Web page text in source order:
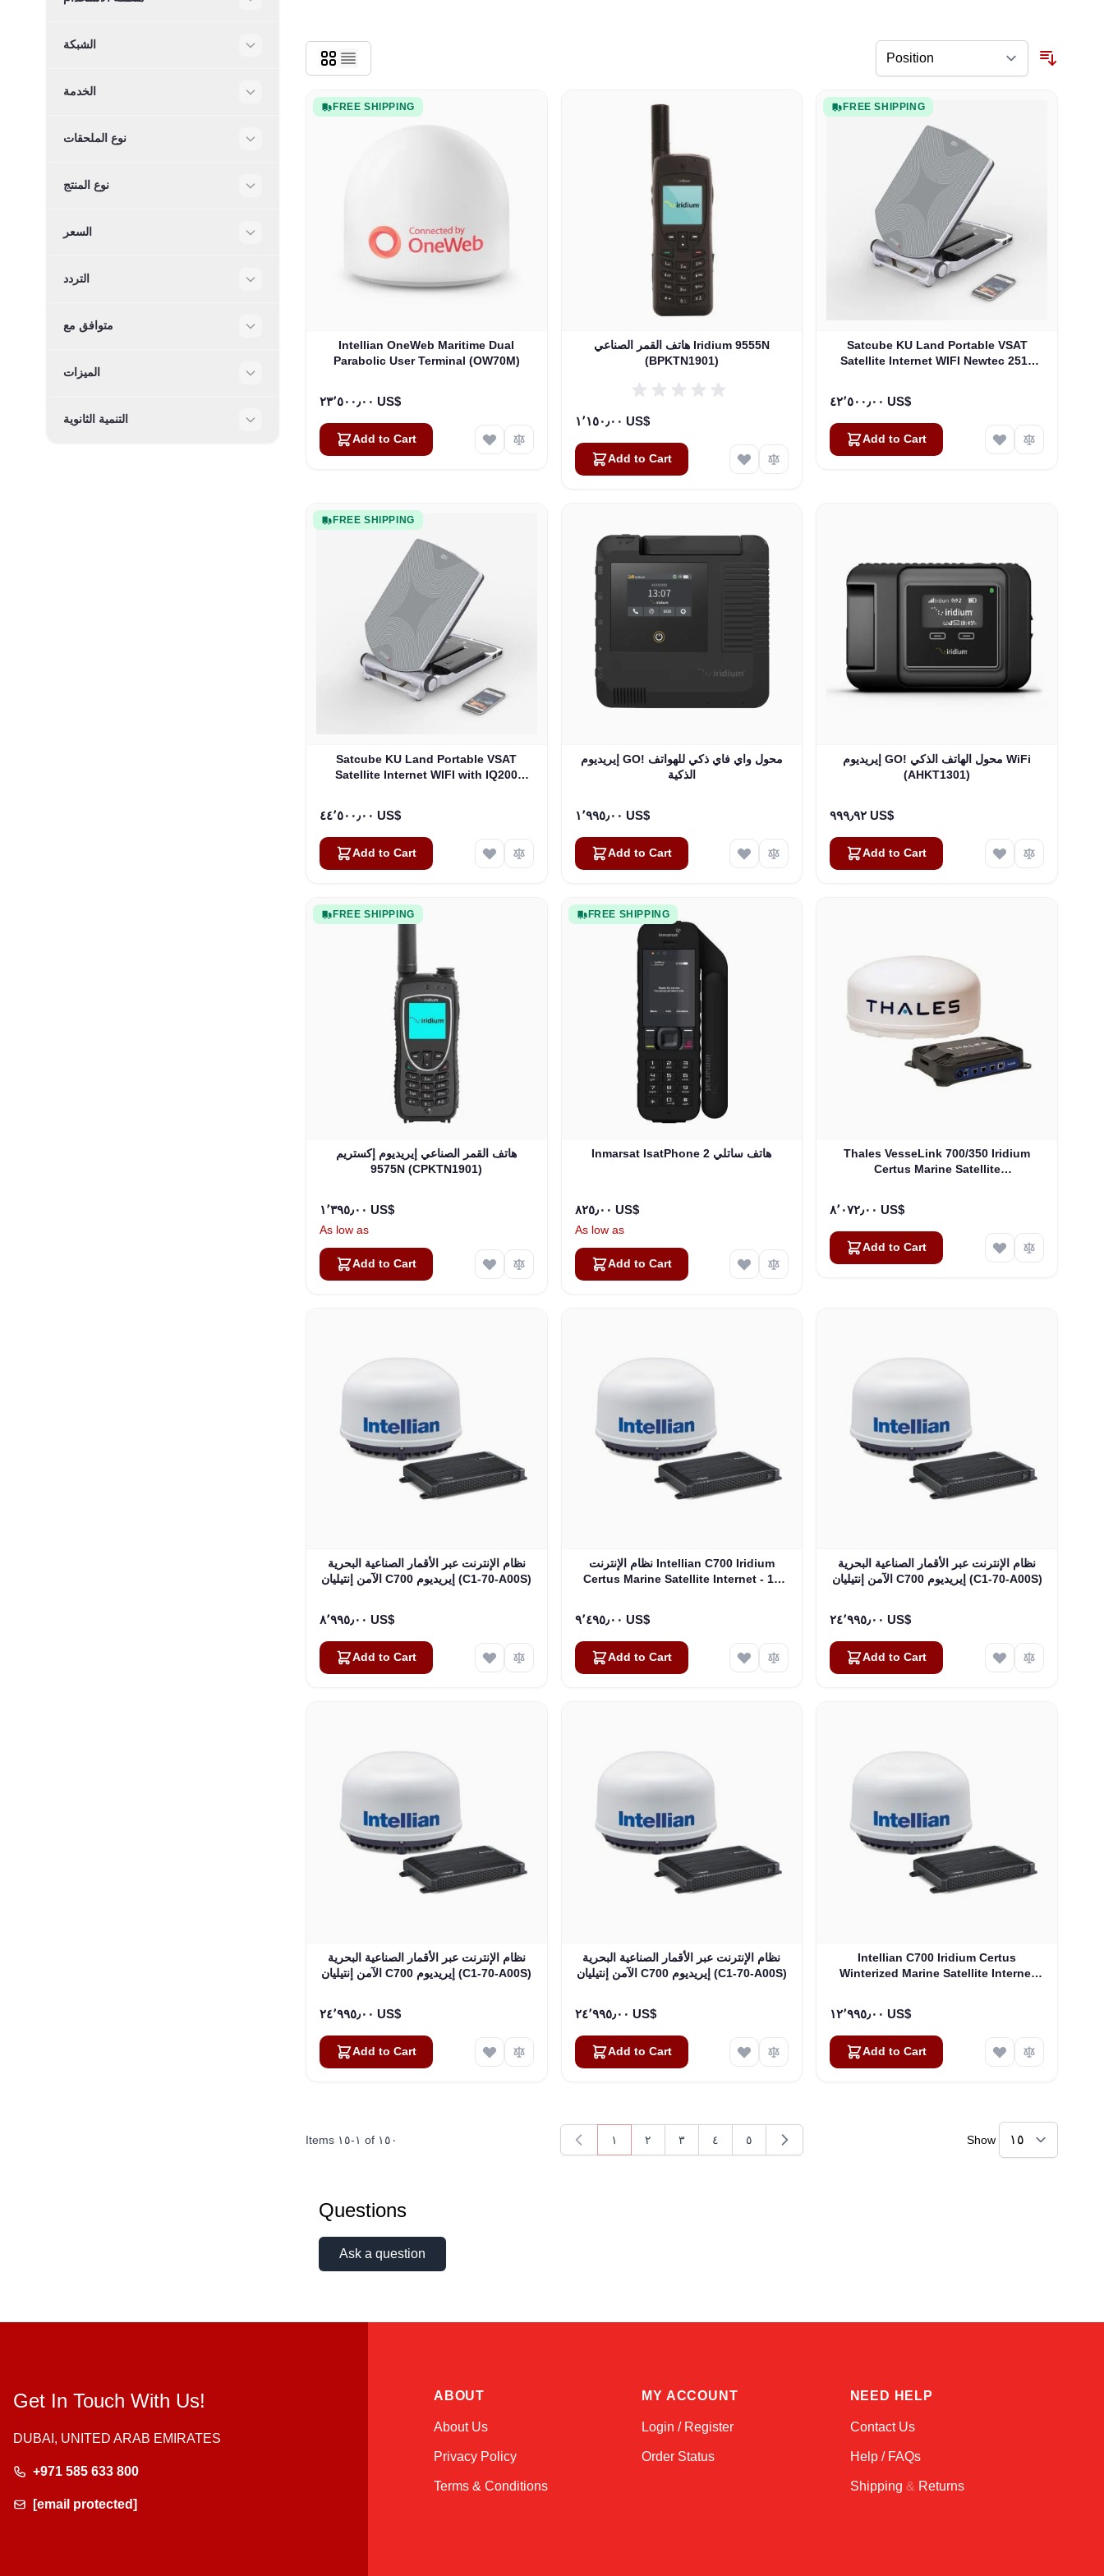
الشبكة
الخدمة
نوع الملحقات
نوع المنتج
السعر
التردد
متوافق مع
الميزات
التنمية الثانوية
FREE SHIPPING
Intellian OneWeb Maritime Dual
Parabolic User Terminal (OW70M)
٢٣٬٥٠٠٫٠٠ US$
Add to Cart
هاتف القمر الصناعي Iridium 9555N
(BPKTN1901)
١٬١٥٠٫٠٠ US$
Add to Cart
FREE SHIPPING
Satcube KU Land Portable VSAT
Satellite Internet WIFI Newtec 2510
٤٢٬٥٠٠٫٠٠ US$
Add to Cart
FREE SHIPPING
Satcube KU Land Portable VSAT
Satellite Internet WIFI with IQ200
٤٤٬٥٠٠٫٠٠ US$
Add to Cart
إيريديوم GO! محول واي فاي ذكي للهواتف
الذكية
١٬٩٩٥٫٠٠ US$
Add to Cart
إيريديوم GO! محول الهاتف الذكي WiFi
(AHKT1301)
٩٩٩٫٩٢ US$
Add to Cart
FREE SHIPPING
هاتف القمر الصناعي إيريديوم إكستريم
9575N (CPKTN1901)
١٬٣٩٥٫٠٠ US$
As low as
Add to Cart
FREE SHIPPING
Inmarsat IsatPhone 2 هاتف ساتلي
٨٢٥٫٠٠ US$
As low as
Add to Cart
Thales VesseLink 700/350 Iridium
Certus Marine Satellite
٨٬٠٧٢٫٠٠ US$
Add to Cart
نظام الإنترنت عبر الأقمار الصناعية البحرية
الآمن إنتيليان C700 إيريديوم (C1-70-A00S)
٨٬٩٩٥٫٠٠ US$
Add to Cart
نظام الإنترنت Intellian C700 Iridium
Certus Marine Satellite Internet - 19
٩٬٤٩٥٫٠٠ US$
Add to Cart
نظام الإنترنت عبر الأقمار الصناعية البحرية
الآمن إنتيليان C700 إيريديوم (C1-70-A00S)
٢٤٬٩٩٥٫٠٠ US$
Add to Cart
نظام الإنترنت عبر الأقمار الصناعية البحرية
الآمن إنتيليان C700 إيريديوم (C1-70-A00S)
٢٤٬٩٩٥٫٠٠ US$
Add to Cart
نظام الإنترنت عبر الأقمار الصناعية البحرية
الآمن إنتيليان C700 إيريديوم (C1-70-A00S)
٢٤٬٩٩٥٫٠٠ US$
Add to Cart
Intellian C700 Iridium Certus
Winterized Marine Satellite Internet
١٢٬٩٩٥٫٠٠ US$
Add to Cart
Items ١-١٥ of ١٥٠
You're currently reading page
١
Page
٢
Page
٣
Page
٤
Page
٥ Show
Questions
Ask a question
Get In Touch With Us!
DUBAI, UNITED ARAB EMIRATES
+971 585 633 800
[email protected]
ABOUT
About Us
Privacy Policy
Terms & Conditions
MY ACCOUNT
Login / Register
Order Status
NEED HELP
Contact Us
Help / FAQs
Shipping & Returns